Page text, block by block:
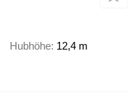
Hubhöhe 12,4 m